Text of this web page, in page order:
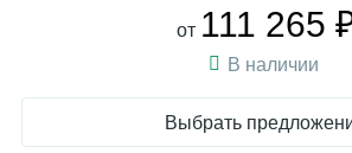
от 111 265
В наличии
Выбрать